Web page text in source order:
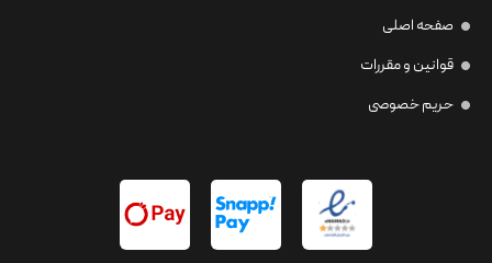
صفحه اصلی
قوانین و مقررات
حریم خصوصی